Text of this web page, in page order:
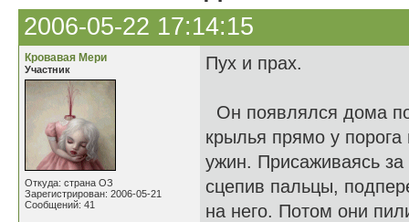
2006-05-22 17:14:15
Кровавая Мери
Участник
Откуда: страна ОЗ
Зарегистрирован: 2006-05-21
Сообщений: 41
Пух и прах.
Он появлялся дома
крылья прямо у
ужин. Присаживаясь
сцепив пальцы,
на него. Потом они